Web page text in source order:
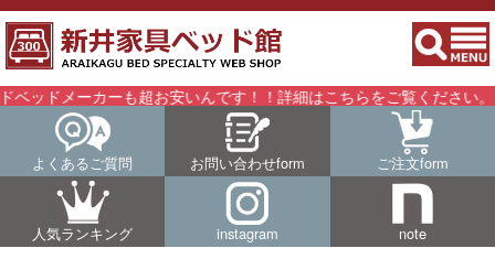
メーカーも超お安いんです！！詳細はこちらをご覧ください。
よくあるご質問 お問い合わせform ご注文form
人気ランキング instagram
note